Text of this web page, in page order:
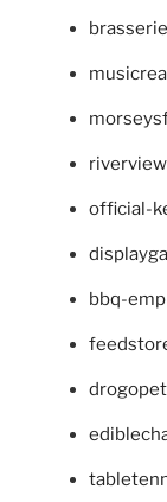
official-
bbq-